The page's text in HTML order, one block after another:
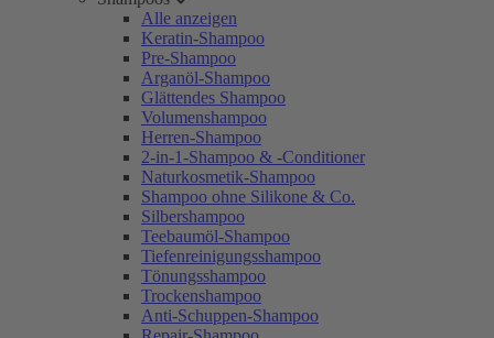
Alle anzeigen
Keratin-Shampoo
Pre-Shampoo
Arganöl-Shampoo
Glättendes Shampoo
Volumenshampoo
Herren-Shampoo
2-in-1-Shampoo & -Conditioner
Naturkosmetik-Shampoo
Shampoo ohne Silikone & Co.
Silbershampoo
Teebaumöl-Shampoo
Tiefenreinigungsshampoo
Tönungsshampoo
Trockenshampoo
Anti-Schuppen-Shampoo